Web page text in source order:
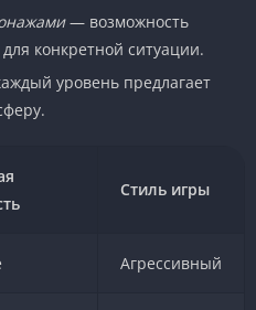
— возможность
конкретной ситуации.
уровень предлагает
Стиль игры
Агрессивный